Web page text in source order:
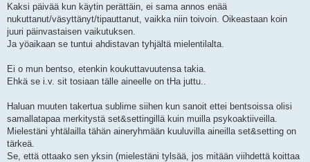
Kaksi päivää kun käytin perättäin, ei sama annos enää
nukuttanut/väsyttänyt/tipauttanut, vaikka niin toivoin. Oikeastaan koin
juuri päinvastaisen vaikutuksen.
Ja yöaikaan se tuntui ahdistavan tyhjältä mielentilalta.
Ei o mun bentso, etenkin koukuttavuutensa takia.
Ehkä se i.v. sit tosiaan tälle aineelle on tHa juttu..
Haluan muuten takertua sublime siihen kun sanoit ettei bentsoissa olisi
samallatapaa merkitystä set&settingillä kuin muilla psykoaktiiveilla.
Mielestäni yhtälailla tähän aineryhmään kuuluvilla aineilla set&setting on
tärkeä.
Se, että ottaako sen yksin (mielestäni tylsää, jos mitään viihdettä koittaa